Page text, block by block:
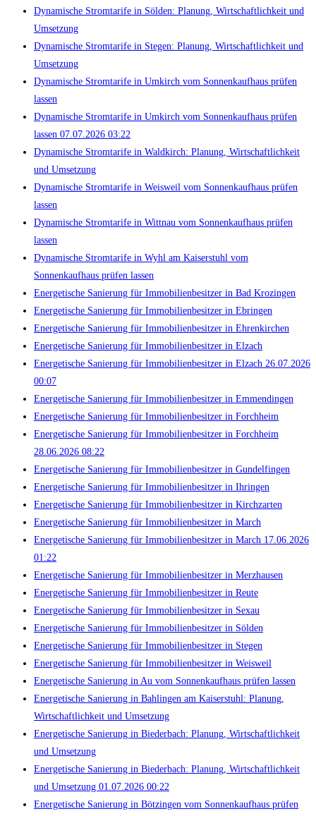
Dynamische Stromtarife in Sölden: Planung, Wirtschaftlichkeit und
Umsetzung
Dynamische Stromtarife in Stegen: Planung, Wirtschaftlichkeit und
Umsetzung
Dynamische Stromtarife in Umkirch vom Sonnenkaufhaus prüfen
lassen
Dynamische Stromtarife in Umkirch vom Sonnenkaufhaus prüfen
lassen 07.07.2026 03:22
Dynamische Stromtarife in Waldkirch: Planung, Wirtschaftlichkeit
und Umsetzung
Dynamische Stromtarife in Weisweil vom Sonnenkaufhaus prüfen
lassen
Dynamische Stromtarife in Wittnau vom Sonnenkaufhaus prüfen
lassen
Dynamische Stromtarife in Wyhl am Kaiserstuhl vom
Sonnenkaufhaus prüfen lassen
Energetische Sanierung für Immobilienbesitzer in Bad Krozingen
Energetische Sanierung für Immobilienbesitzer in Ebringen
Energetische Sanierung für Immobilienbesitzer in Ehrenkirchen
Energetische Sanierung für Immobilienbesitzer in Elzach
Energetische Sanierung für Immobilienbesitzer in Elzach 26.07.2026
00:07
Energetische Sanierung für Immobilienbesitzer in Emmendingen
Energetische Sanierung für Immobilienbesitzer in Forchheim
Energetische Sanierung für Immobilienbesitzer in Forchheim
28.06.2026 08:22
Energetische Sanierung für Immobilienbesitzer in Gundelfingen
Energetische Sanierung für Immobilienbesitzer in Ihringen
Energetische Sanierung für Immobilienbesitzer in Kirchzarten
Energetische Sanierung für Immobilienbesitzer in March
Energetische Sanierung für Immobilienbesitzer in March 17.06.2026
01:22
Energetische Sanierung für Immobilienbesitzer in Merzhausen
Energetische Sanierung für Immobilienbesitzer in Reute
Energetische Sanierung für Immobilienbesitzer in Sexau
Energetische Sanierung für Immobilienbesitzer in Sölden
Energetische Sanierung für Immobilienbesitzer in Stegen
Energetische Sanierung für Immobilienbesitzer in Weisweil
Energetische Sanierung in Au vom Sonnenkaufhaus prüfen lassen
Energetische Sanierung in Bahlingen am Kaiserstuhl: Planung,
Wirtschaftlichkeit und Umsetzung
Energetische Sanierung in Biederbach: Planung, Wirtschaftlichkeit
und Umsetzung
Energetische Sanierung in Biederbach: Planung, Wirtschaftlichkeit
und Umsetzung 01.07.2026 00:22
Energetische Sanierung in Bötzingen vom Sonnenkaufhaus prüfen